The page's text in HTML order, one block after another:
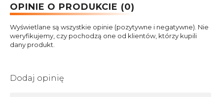
OPINIE O PRODUKCIE (0)
Wyświetlane są wszystkie opinie (pozytywne i negatywne). Nie
weryfikujemy, czy pochodzą one od klientów, którzy kupili
dany produkt.
Dodaj opinię